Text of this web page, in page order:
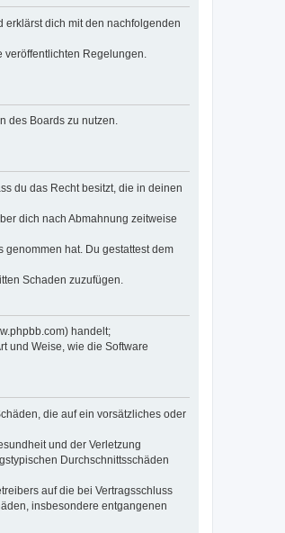
erklärst dich mit den nachfolgenden
veröffentlichten Regelungen.
des Boards zu nutzen.
du das Recht besitzt, die in deinen
dich nach Abmahnung zeitweise
genommen hat. Du gestattest dem
Schaden zuzufügen.
handelt;
und Weise, wie die Software
die auf ein vorsätzliches oder
und der Verletzung
Durchschnittsschäden
auf die bei Vertragsschluss
insbesondere entgangenen